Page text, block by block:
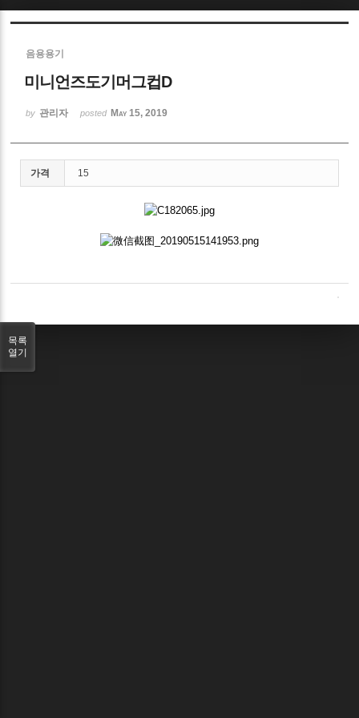
음용용기
미니언즈도기머그컵D
by 관리자 posted May 15, 2019
가격 15
목록
열기
Sketchbook5, 스케치북5
Sketchbook5, 스케치북5